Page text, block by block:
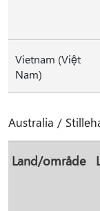
Vietnam (Việt
Nam)
Australia /
Land/område